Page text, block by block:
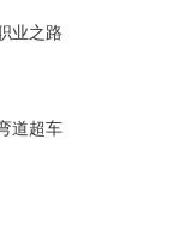
业之路
道超车